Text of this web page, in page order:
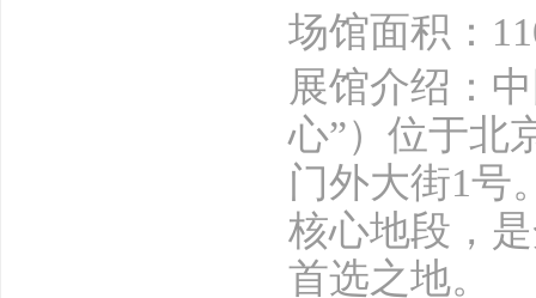
场馆面积：
展馆介绍：
心”）位于北
门外大街1号
核心地段，
首选之地。